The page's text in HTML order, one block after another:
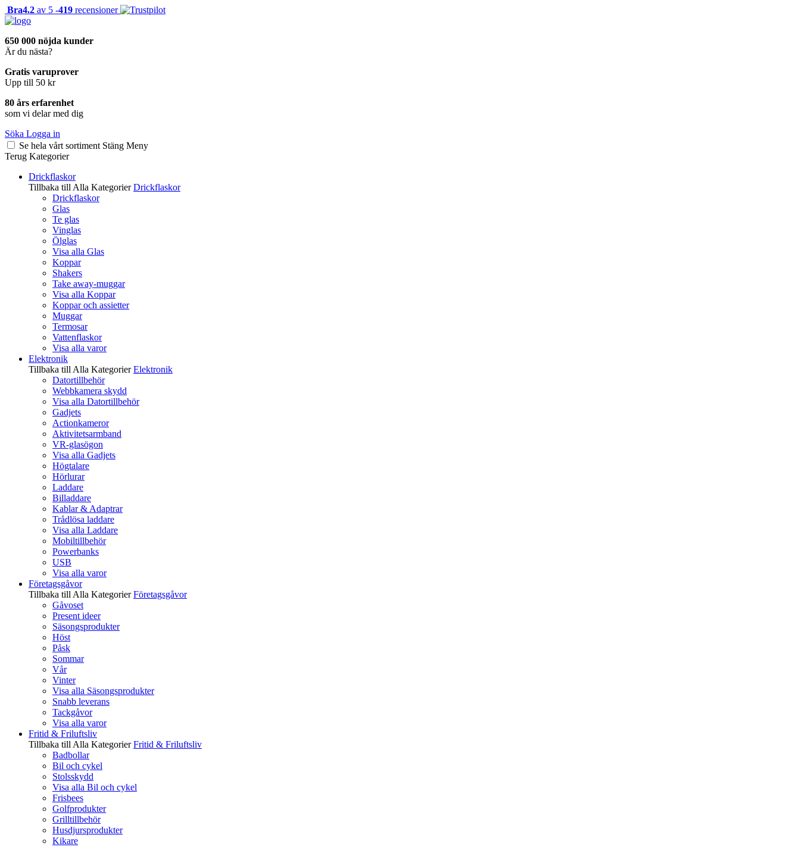
Bra4.2 av 5 -419 recensioner
650 000 nöjda kunder
Är du nästa?
Gratis varuprover
Upp till 50 kr
80 års erfarenhet
som vi delar med dig
Söka Logga in
Se hela vårt sortiment Stäng Meny
Terug Kategorier
Drickflaskor
Tillbaka till Alla Kategorier Drickflaskor
Drickflaskor
Glas
Te glas
Vinglas
Ölglas
Visa alla Glas
Koppar
Shakers
Take away-muggar
Visa alla Koppar
Koppar och assietter
Muggar
Termosar
Vattenflaskor
Visa alla varor
Elektronik
Tillbaka till Alla Kategorier Elektronik
Datortillbehör
Webbkamera skydd
Visa alla Datortillbehör
Gadjets
Actionkameror
Aktivitetsarmband
VR-glasögon
Visa alla Gadjets
Högtalare
Hörlurar
Laddare
Billaddare
Kablar & Adaptrar
Trådlösa laddare
Visa alla Laddare
Mobiltillbehör
Powerbanks
USB
Visa alla varor
Företagsgåvor
Tillbaka till Alla Kategorier Företagsgåvor
Gåvoset
Present ideer
Säsongsprodukter
Höst
Påsk
Sommar
Vår
Vinter
Visa alla Säsongsprodukter
Snabb leverans
Tackgåvor
Visa alla varor
Fritid & Friluftsliv
Tillbaka till Alla Kategorier Fritid & Friluftsliv
Badbollar
Bil och cykel
Stolsskydd
Visa alla Bil och cykel
Frisbees
Golfprodukter
Grilltillbehör
Husdjursprodukter
Kikare